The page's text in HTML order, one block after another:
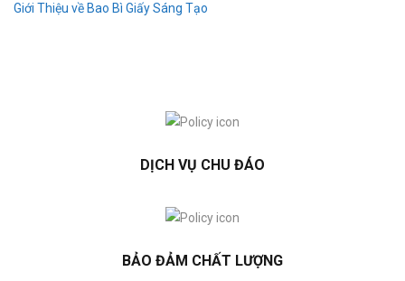
Giới Thiệu về Bao Bì Giấy Sáng Tạo
DỊCH VỤ CHU ĐÁO
BẢO ĐẢM CHẤT LƯỢNG